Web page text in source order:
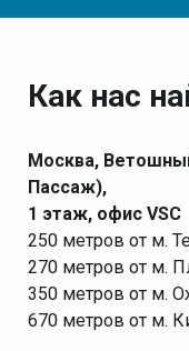
Как нас
Москва,
Пассаж),
1 этаж, офис VSC
250 метров от м.
270 метров от м.
350 метров от м.
670 метров от м.